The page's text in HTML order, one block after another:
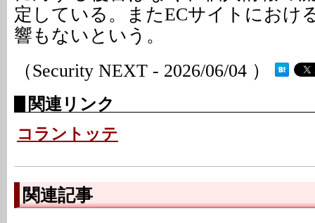
定している。またECサイトにおけ
響もないという。
（Security NEXT - 2026/06/04 ）
関連リンク
コラントッテ
関連記事